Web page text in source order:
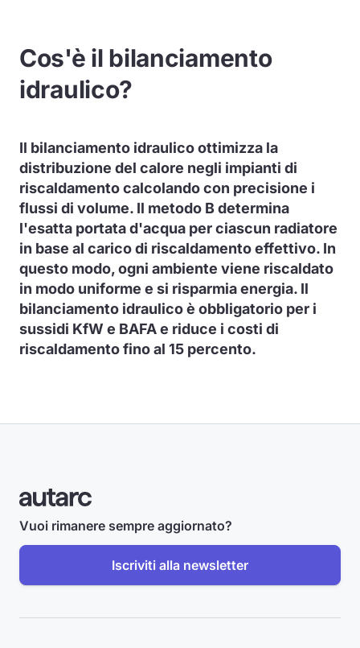
Cos'è il bilanciamento
idraulico?
Il bilanciamento idraulico ottimizza la
distribuzione del calore negli impianti di
riscaldamento calcolando con precisione i
flussi di volume. Il metodo B determina
l'esatta portata d'acqua per ciascun radiatore
in base al carico di riscaldamento effettivo. In
questo modo, ogni ambiente viene riscaldato
in modo uniforme e si risparmia energia. Il
bilanciamento idraulico è obbligatorio per i
sussidi KfW e BAFA e riduce i costi di
riscaldamento fino al 15 percento.
Vuoi rimanere sempre aggiornato?
Iscriviti alla newsletter